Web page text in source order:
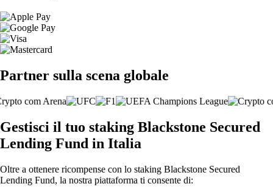
Partner sulla scena globale
Gestisci il tuo staking Blackstone Secured
Lending Fund in Italia
Oltre a ottenere ricompense con lo staking Blackstone Secured
Lending Fund, la nostra piattaforma ti consente di: